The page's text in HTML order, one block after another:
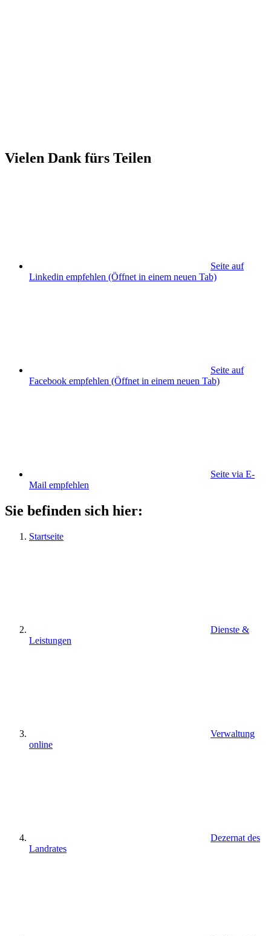
Vielen Dank fürs Teilen
Seite auf
Linkedin empfehlen (Öffnet in einem neuen Tab)
Seite auf
Facebook empfehlen (Öffnet in einem neuen Tab)
Seite via E-
Mail empfehlen
Sie befinden sich hier:
Startseite
Dienste &
Leistungen
Verwaltung
online
Dezernat des
Landrates